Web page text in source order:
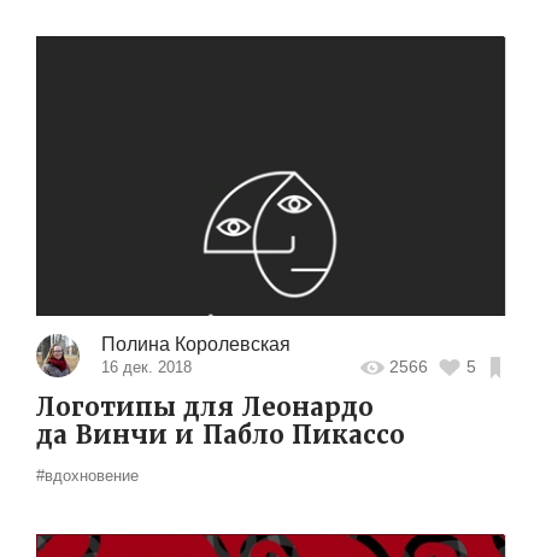
Полина Королевская
16 дек. 2018 2566 5
Логотипы для Леонардо
да Винчи и Пабло Пикассо
#вдохновение